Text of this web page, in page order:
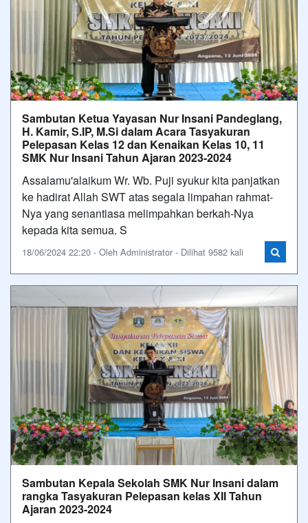
Sambutan Ketua Yayasan Nur Insani Pandeglang,
H. Kamir, S.IP, M.Si dalam Acara Tasyakuran
Pelepasan Kelas 12 dan Kenaikan Kelas 10, 11
SMK Nur Insani Tahun Ajaran 2023-2024
Assalamu'alaikum Wr. Wb. Puji syukur kita panjatkan
ke hadirat Allah SWT atas segala limpahan rahmat-
Nya yang senantiasa melimpahkan berkah-Nya
kepada kita semua. S
18/06/2024 22:20 - Oleh Administrator - Dilihat 9582 kali
Sambutan Kepala Sekolah SMK Nur Insani dalam
rangka Tasyakuran Pelepasan kelas XII Tahun
Ajaran 2023-2024